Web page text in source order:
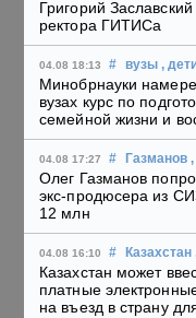
Григорий
ректора ГИТИСа
04.08 18:13 # вузы ,
Минобрнауки
вузах курс по
семейной жизни и
04.08 17:27 # Газманов ,
Олег Газманов
экс-продюсера из
12 млн
04.08 16:10 # Казахстан
Казахстан может
платные
на въезд в страну